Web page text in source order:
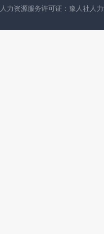
人力资源服务许可证：豫人社人